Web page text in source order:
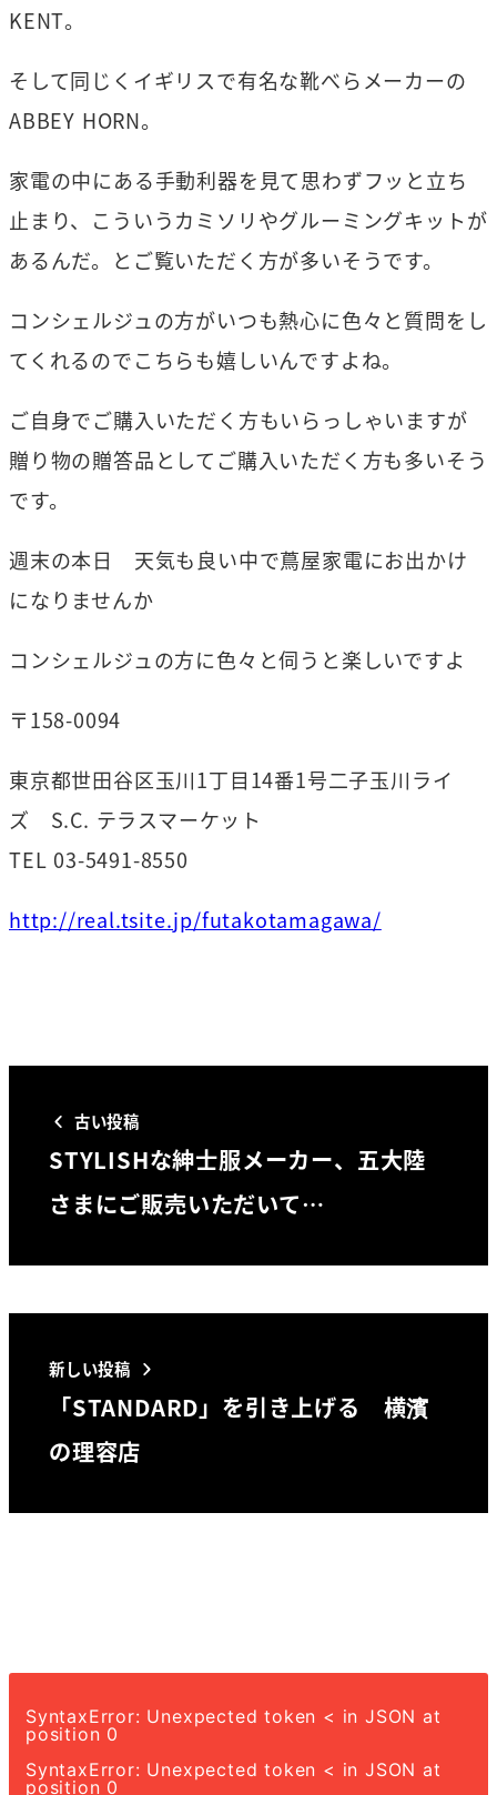
KENT。
そして同じくイギリスで有名な靴べらメーカーの
ABBEY HORN。
家電の中にある手動利器を見て思わずフッと立ち
止まり、こういうカミソリやグルーミングキットが
あるんだ。とご覧いただく方が多いそうです。
コンシェルジュの方がいつも熱心に色々と質問をし
てくれるのでこちらも嬉しいんですよね。
ご自身でご購入いただく方もいらっしゃいますが
贈り物の贈答品としてご購入いただく方も多いそう
です。
週末の本日 天気も良い中で蔦屋家電にお出かけ
になりませんか
コンシェルジュの方に色々と伺うと楽しいですよ
〒158-0094
東京都世田谷区玉川1丁目14番1号二子玉川ライ
ズ S.C. テラスマーケット
TEL 03-5491-8550
http://real.tsite.jp/futakotamagawa/
古い投稿
STYLISHな紳士服メーカー、五大陸
さまにご販売いただいて…
新しい投稿
「STANDARD」を引き上げる 横濱
の理容店
SyntaxError: Unexpected token < in JSON at
position 0
SyntaxError: Unexpected token < in JSON at
position 0